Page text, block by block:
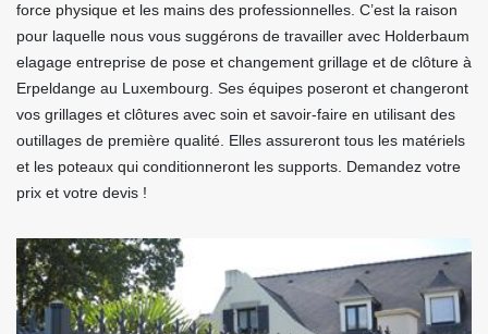
force physique et les mains des professionnelles. C’est la raison
pour laquelle nous vous suggérons de travailler avec Holderbaum
elagage entreprise de pose et changement grillage et de clôture à
Erpeldange au Luxembourg. Ses équipes poseront et changeront
vos grillages et clôtures avec soin et savoir-faire en utilisant des
outillages de première qualité. Elles assureront tous les matériels
et les poteaux qui conditionneront les supports. Demandez votre
prix et votre devis !